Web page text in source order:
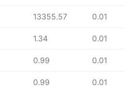
13355.57 0.01
1.34 0.01
0.99 0.01
0.99 0.01